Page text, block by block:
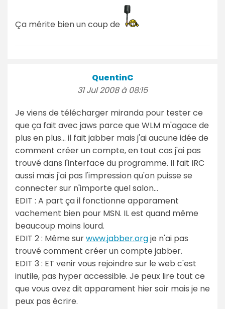
Ça mérite bien un coup de
QuentinC
31 Jul 2008 à 08:15
Je viens de télécharger miranda pour tester ce
que ça fait avec jaws parce que WLM m'agace de
plus en plus... il fait jabber mais j'ai aucune idée de
comment créer un compte, en tout cas j'ai pas
trouvé dans l'interface du programme. Il fait IRC
aussi mais j'ai pas l'impression qu'on puisse se
connecter sur n'importe quel salon...
EDIT : A part ça il fonctionne apparament
vachement bien pour MSN. IL est quand même
beaucoup moins lourd.
EDIT 2 : Même surwww.jabber.orgje n'ai pas
trouvé comment créer un compte jabber.
EDIT 3 : ET venir vous rejoindre sur le web c'est
inutile, pas hyper accessible. Je peux lire tout ce
que vous avez dit apparament hier soir mais je ne
peux pas écrire.